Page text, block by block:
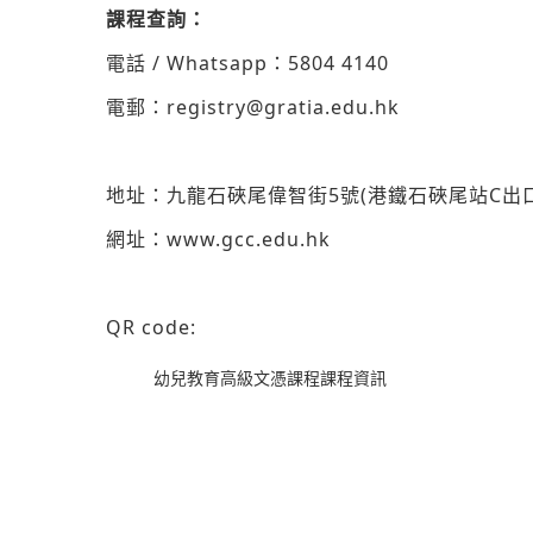
課程查詢：
電話 / Whatsapp ： 5804 4140
電郵： registry@gratia.edu.hk
地址：九龍石硤尾偉智街5號(港鐵石硤尾站C出
網址： www.gcc.edu.hk
QR code:
幼兒教育高級文憑課程課程資訊